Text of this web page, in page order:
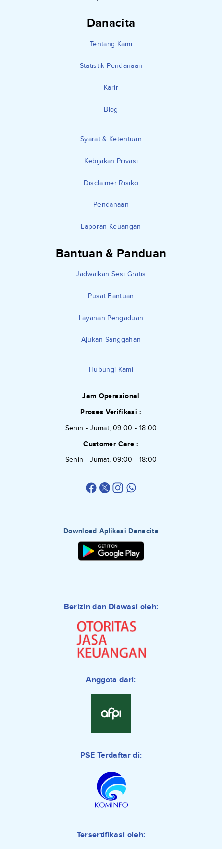
Danacita
Tentang Kami
Statistik Pendanaan
Karir
Blog
Syarat & Ketentuan
Kebijakan Privasi
Disclaimer Risiko
Pendanaan
Laporan Keuangan
Bantuan & Panduan
Jadwalkan Sesi Gratis
Pusat Bantuan
Layanan Pengaduan
Ajukan Sanggahan
Hubungi Kami
Jam Operasional
Proses Verifikasi :
Senin - Jumat, 09:00 - 18:00
Customer Care :
Senin - Jumat, 09:00 - 18:00
Download Aplikasi Danacita
Berizin dan Diawasi oleh:
Anggota dari:
PSE Terdaftar di:
Tersertifikasi oleh: